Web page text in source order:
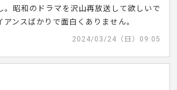
。昭和のドラマを沢山再放送して欲しいで
アンスばかりで面白くありません。
2024/03/24（日）09:05